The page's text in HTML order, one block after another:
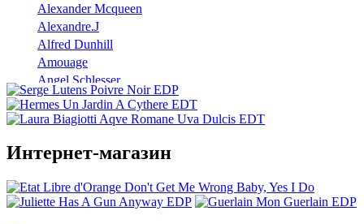
Alexander Mcqueen
Alexandre.J
Alfred Dunhill
Amouage
Angel Schlesser
Anna Sui
Annayake
Antonio Banderas
Armaf
Armand Basi
Интернет-магазин